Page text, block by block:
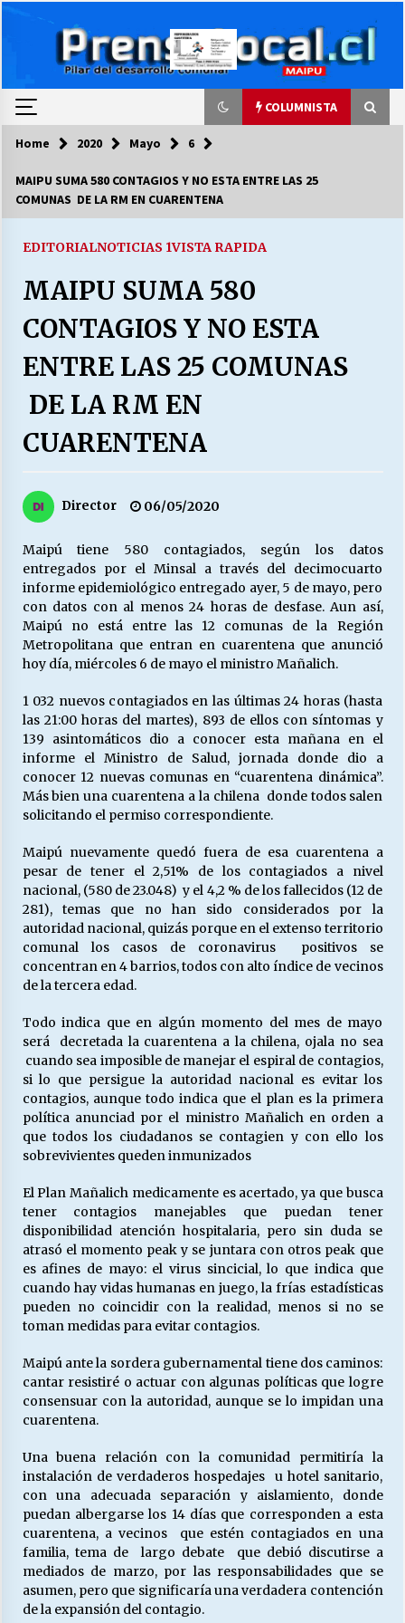
COLUMNISTA
COLUMNISTA
03/08/2026
LA DC POR SIEMPRE.RECORDANDO 69 AÑOS DE
28/07/2026
“ORGULLOSOS DE SER DC” SALUDA EL
27/07/2026
MUNICIPALIDAD, TRABAJADORES, CLIMA
25/06/2026
¿Qué habrían dicho?
23/06/2026
VOLVER A SER ALTERNATIVA
16/06/2026
MUNICIPALIDADES, HONORARIOS, DESPIDOS
28/05/2026
Releyendo la Rerum Novarum a 135 años. “La
cuestión social hoy”.
16/05/2026
S.O.S. a los ricos, Save Our Souls (Salvar
Nuestras Almas)
30/04/2026
¿Asesores con doble sueldo?
18/04/2026
Chile y sus segmentos de la riqueza
06/04/2026
Home 2020 Mayo 6
MAIPU SUMA 580 CONTAGIOS Y NO ESTA ENTRE LAS 25
COMUNAS DE LA RM EN CUARENTENA
EDITORIALNOTICIAS 1VISTA RAPIDA
MAIPU SUMA 580
CONTAGIOS Y NO ESTA
ENTRE LAS 25 COMUNAS
DE LA RM EN
CUARENTENA
Director 06/05/2020
Maipú tiene 580 contagiados, según los datos
entregados por el Minsal a través del decimocuarto
informe epidemiológico entregado ayer, 5 de mayo, pero
con datos con al menos 24 horas de desfase. Aun así,
Maipú no está entre las 12 comunas de la Región
Metropolitana que entran en cuarentena que anunció
hoy día, miércoles 6 de mayo el ministro Mañalich.
1 032 nuevos contagiados en las últimas 24 horas (hasta
las 21:00 horas del martes), 893 de ellos con síntomas y
139 asintomáticos dio a conocer esta mañana en el
informe el Ministro de Salud, jornada donde dio a
conocer 12 nuevas comunas en “cuarentena dinámica”.
Más bien una cuarentena a la chilena donde todos salen
solicitando el permiso correspondiente.
Maipú nuevamente quedó fuera de esa cuarentena a
pesar de tener el 2,51% de los contagiados a nivel
nacional, (580 de 23.048) y el 4,2 % de los fallecidos (12 de
281), temas que no han sido considerados por la
autoridad nacional, quizás porque en el extenso territorio
comunal los casos de coronavirus positivos se
concentran en 4 barrios, todos con alto índice de vecinos
de la tercera edad.
Todo indica que en algún momento del mes de mayo
será decretada la cuarentena a la chilena, ojala no sea
cuando sea imposible de manejar el espiral de contagios,
si lo que persigue la autoridad nacional es evitar los
contagios, aunque todo indica que el plan es la primera
política anunciad por el ministro Mañalich en orden a
que todos los ciudadanos se contagien y con ello los
sobrevivientes queden inmunizados
El Plan Mañalich medicamente es acertado, ya que busca
tener contagios manejables que puedan tener
disponibilidad atención hospitalaria, pero sin duda se
atrasó el momento peak y se juntara con otros peak que
es afines de mayo: el virus sincicial, lo que indica que
cuando hay vidas humanas en juego, la frías estadísticas
pueden no coincidir con la realidad, menos si no se
toman medidas para evitar contagios.
Maipú ante la sordera gubernamental tiene dos caminos:
cantar resistiré o actuar con algunas políticas que logre
consensuar con la autoridad, aunque se lo impidan una
cuarentena.
Una buena relación con la comunidad permitiría la
instalación de verdaderos hospedajes u hotel sanitario,
con una adecuada separación y aislamiento, donde
puedan albergarse los 14 días que corresponden a esta
cuarentena, a vecinos que estén contagiados en una
familia, tema de largo debate que debió discutirse a
mediados de marzo, por las responsabilidades que se
asumen, pero que significaría una verdadera contención
de la expansión del contagio.